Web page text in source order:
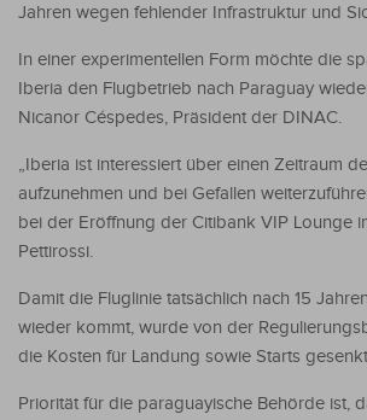
Jahren wegen fehlender Infrastruktur und
In einer experimentellen Form möchte die
Iberia den Flugbetrieb nach Paraguay
Nicanor Céspedes, Präsident der DINAC.
„Iberia ist interessiert über einen Zeitraum
aufzunehmen und bei Gefallen
bei der Eröffnung der Citibank VIP Lounge
Pettirossi.
Damit die Fluglinie tatsächlich nach 15
wieder kommt, wurde von der
die Kosten für Landung sowie Starts
Priorität für die paraguayische Behörde ist,